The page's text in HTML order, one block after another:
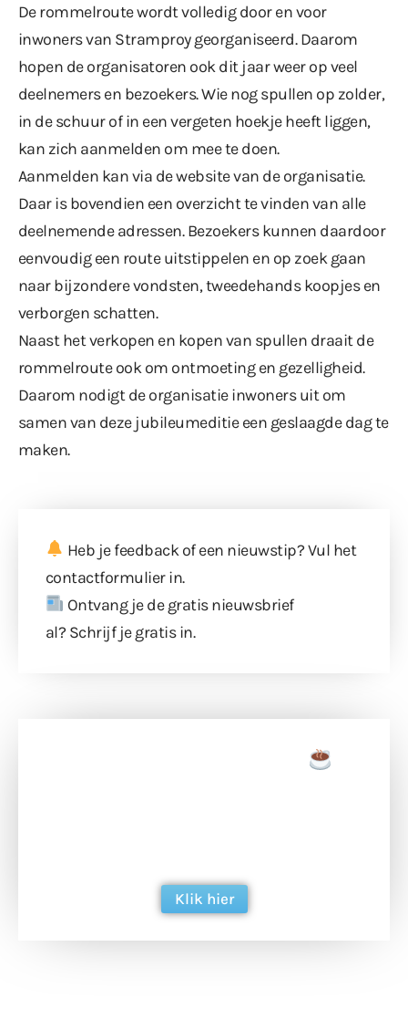
De rommelroute wordt volledig door en voor
inwoners van Stramproy georganiseerd. Daarom
hopen de organisatoren ook dit jaar weer op veel
deelnemers en bezoekers. Wie nog spullen op zolder,
in de schuur of in een vergeten hoekje heeft liggen,
kan zich aanmelden om mee te doen.
Aanmelden kanvia de websitevan de organisatie.
Daar is bovendien een overzicht te vinden van alle
deelnemende adressen. Bezoekers kunnen daardoor
eenvoudig een route uitstippelen en op zoek gaan
naar bijzondere vondsten, tweedehands koopjes en
verborgen schatten.
Naast het verkopen en kopen van spullen draait de
rommelroute ook om ontmoeting en gezelligheid.
Daarom nodigt de organisatie inwoners uit om
samen van deze jubileumeditie een geslaagde dag te
maken.
Heb je feedback of een nieuwstip? Vul het
contactformulierin.
Ontvang je de gratis nieuwsbrief
al? Schrijf je gratis in.
Klik hier